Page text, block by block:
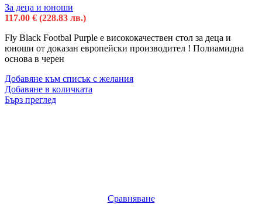
За деца и юноши
117.00 € (228.83 лв.)
Fly Black Footbal Purple е висококачествен стол за деца и
юноши от доказан европейски производител ! Полиамидна
основa в черен
Добавяне към списък с желания
Добавяне в количката
Бърз преглед
Сравняване